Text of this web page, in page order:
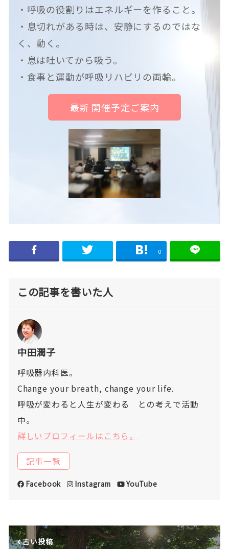
・呼吸の役割りはエネルギーを作ること。
・息切れがある時は、安静にするのではな
く、動く。
・息は吐いてから吸う。
・食事と運動が呼吸リハビリの両輪。
最新 開催予定ご案内
- - 0
この記事を書いた人
中田潤子
呼吸器内科医。
Change your breath, change your life.
呼吸が変わると人生が変わる との考えで活動
中。
詳しいプロフィールはこちら。
記事一覧
Facebook Instagram YouTube
古い投稿